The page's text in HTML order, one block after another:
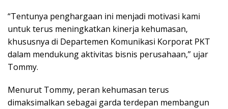
“Tentunya penghargaan ini menjadi motivasi kami
untuk terus meningkatkan kinerja kehumasan,
khususnya di Departemen Komunikasi Korporat PKT
dalam mendukung aktivitas bisnis perusahaan,” ujar
Tommy.
Menurut Tommy, peran kehumasan terus
dimaksimalkan sebagai garda terdepan membangun